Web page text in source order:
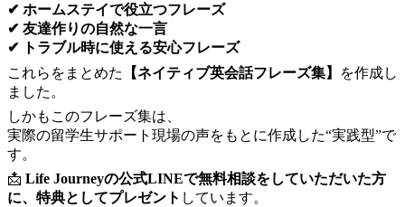
✔ ホームステイで役立つフレーズ
✔ 友達作りの自然な一言
✔ トラブル時に使える安心フレーズ
これらをまとめた
【ネイティブ英会話フレーズ集】
を作成し
ました。
しかもこのフレーズ集は、
実際の留学生サポート現場の声をもとに作成した“実践型”で
す。
📩 Life Journeyの公式LINEで無料相談をしていただいた方
に、特典としてプレゼント しています。